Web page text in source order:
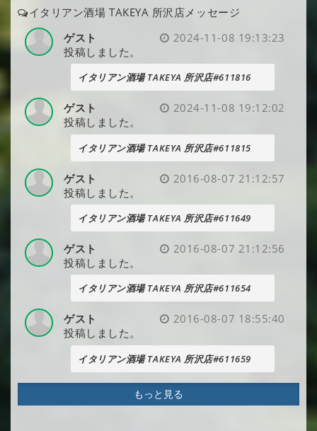
イタリアン酒場 TAKEYA 所沢店メッセージ
2024-11-08 19:13:23
ゲスト
投稿しました。
イタリアン酒場 TAKEYA 所沢店#611816
2024-11-08 19:12:02
ゲスト
投稿しました。
イタリアン酒場 TAKEYA 所沢店#611815
2016-08-07 21:12:57
ゲスト
投稿しました。
イタリアン酒場 TAKEYA 所沢店#611649
2016-08-07 21:12:56
ゲスト
投稿しました。
イタリアン酒場 TAKEYA 所沢店#611654
2016-08-07 18:55:40
ゲスト
投稿しました。
イタリアン酒場 TAKEYA 所沢店#611659
もっと見る